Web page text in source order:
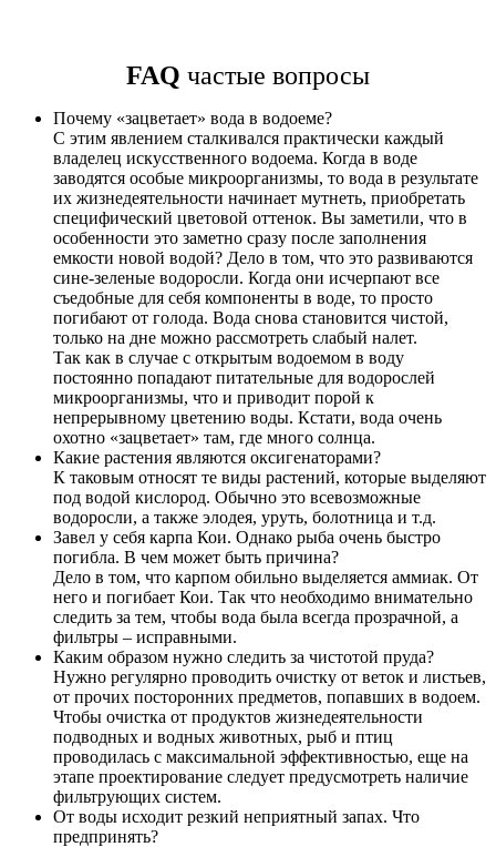
FAQ частые вопросы
Почему «зацветает» вода в водоеме?
С этим явлением сталкивался практически каждый
владелец искусственного водоема. Когда в воде
заводятся особые микроорганизмы, то вода в результате
их жизнедеятельности начинает мутнеть, приобретать
специфический цветовой оттенок. Вы заметили, что в
особенности это заметно сразу после заполнения
емкости новой водой? Дело в том, что это развиваются
сине-зеленые водоросли. Когда они исчерпают все
съедобные для себя компоненты в воде, то просто
погибают от голода. Вода снова становится чистой,
только на дне можно рассмотреть слабый налет.
Так как в случае с открытым водоемом в воду
постоянно попадают питательные для водорослей
микроорганизмы, что и приводит порой к
непрерывному цветению воды. Кстати, вода очень
охотно «зацветает» там, где много солнца.
Какие растения являются оксигенаторами?
К таковым относят те виды растений, которые выделяют
под водой кислород. Обычно это всевозможные
водоросли, а также элодея, уруть, болотница и т.д.
Завел у себя карпа Кои. Однако рыба очень быстро
погибла. В чем может быть причина?
Дело в том, что карпом обильно выделяется аммиак. От
него и погибает Кои. Так что необходимо внимательно
следить за тем, чтобы вода была всегда прозрачной, а
фильтры – исправными.
Каким образом нужно следить за чистотой пруда?
Нужно регулярно проводить очистку от веток и листьев,
от прочих посторонних предметов, попавших в водоем.
Чтобы очистка от продуктов жизнедеятельности
подводных и водных животных, рыб и птиц
проводилась с максимальной эффективностью, еще на
этапе проектирование следует предусмотреть наличие
фильтрующих систем.
От воды исходит резкий неприятный запах. Что
предпринять?